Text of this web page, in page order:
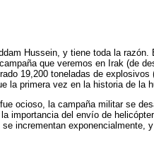
Hussein, y tiene toda la
que veremos en Irak (de
19,200 toneladas de
la primera vez en la historia de la
ocioso, la campaña militar se
importancia del envío de
se incrementan